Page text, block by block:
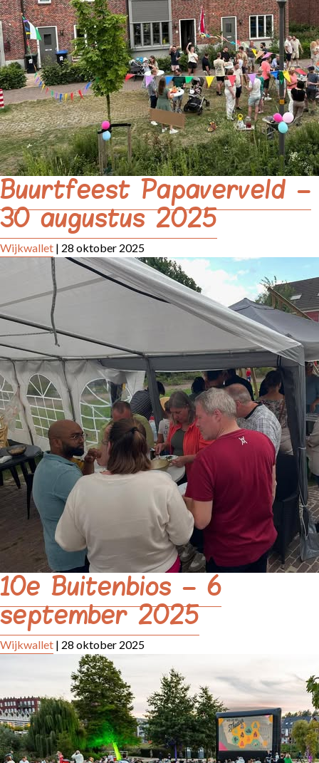
Buurtfeest Papaverveld –
30 augustus 2025
Wijkwallet | 28 oktober 2025
10e Buitenbios – 6
september 2025
Wijkwallet | 28 oktober 2025